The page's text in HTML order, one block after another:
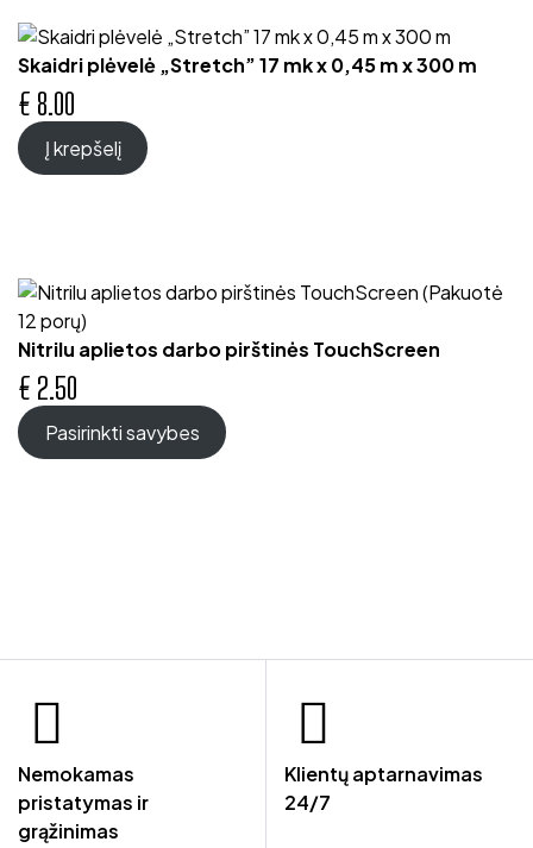
Skaidri plėvelė „Stretch” 17 mk x 0,45 m x 300 m
€ 8.00
Į krepšelį
Nitrilu aplietos darbo pirštinės TouchScreen
€ 2.50
Pasirinkti savybes
Nemokamas
pristatymas ir
grąžinimas
Klientų aptarnavimas
24/7